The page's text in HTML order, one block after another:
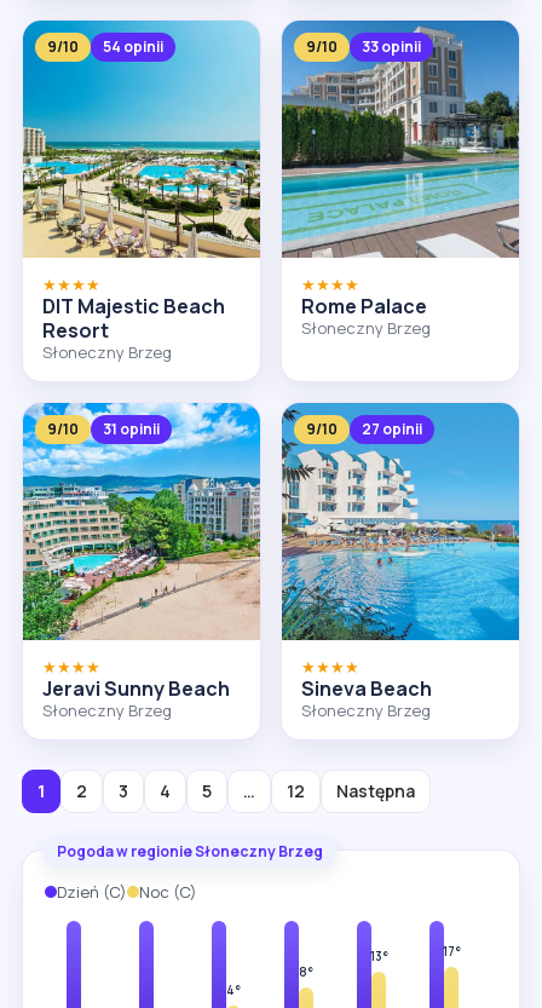
9/10 54 opinii
★★★★
DIT Majestic Beach
Resort
Słoneczny Brzeg
9/10 33 opinii
★★★★
Rome Palace
Słoneczny Brzeg
9/10 31 opinii
★★★★
Jeravi Sunny Beach
Słoneczny Brzeg
9/10 27 opinii
★★★★
Sineva Beach
Słoneczny Brzeg
1 2 3 4 5 … 12 Następna
Pogoda w regionie Słoneczny Brzeg
Dzień (C) Noc (C)
4°
8°
13° 17°